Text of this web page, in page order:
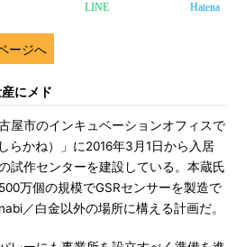
LINE Hatena
ージへ
にメド
屋市のインキュベーションオフィスで
らかね）」に2016年3月1日から入居
試作センターを建設している。本蔵氏
万個の規模でGSRセンサーを製造で
／白金以外の場所に構える計画だ。